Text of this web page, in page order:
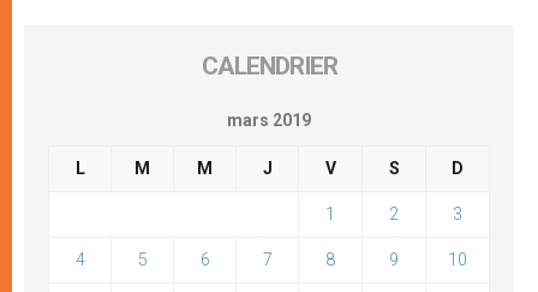
CALENDRIER
mars 2019
L M M J V S D
1 2 3
4 5 6 7 8 9 10